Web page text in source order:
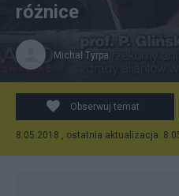
internet
różnice
Michał Tyrpa
Obserwuj temat
8.05.2018 , ostatnia aktualizacja: